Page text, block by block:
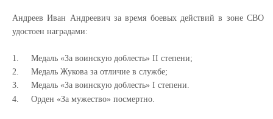
Андреев Иван Андреевич за время боевых действий в зоне СВО
удостоен наградами:
1. Медаль «За воинскую доблесть» II степени;
2.
Медаль Жукова за отличие в службе;
3.
Медаль «За воинскую доблесть» I степени.
4.
Орден «За мужество» посмертно.